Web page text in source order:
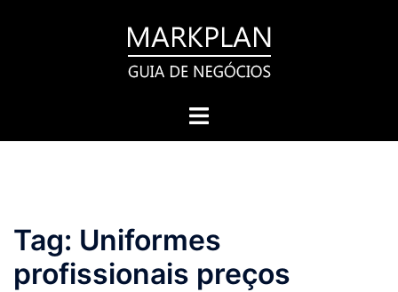
Toggle
Tag: Uniformes
profissionais preços